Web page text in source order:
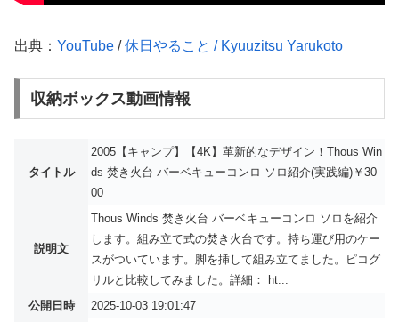
出典： YouTube /休日やること / Kyuuzitsu Yarukoto
収納ボックス動画情報
タイトル
2005【キャンプ】【4K】革新的なデザイン！Thous Win
ds 焚き火台 バーベキューコンロ ソロ紹介(実践編)￥30
00
説明文
Thous Winds 焚き火台 バーベキューコンロ ソロを紹介
します。組み立て式の焚き火台です。持ち運び用のケー
スがついています。脚を挿して組み立てました。ピコグ
リルと比較してみました。詳細： ht...
公開日時
2025-10-03 19:01:47